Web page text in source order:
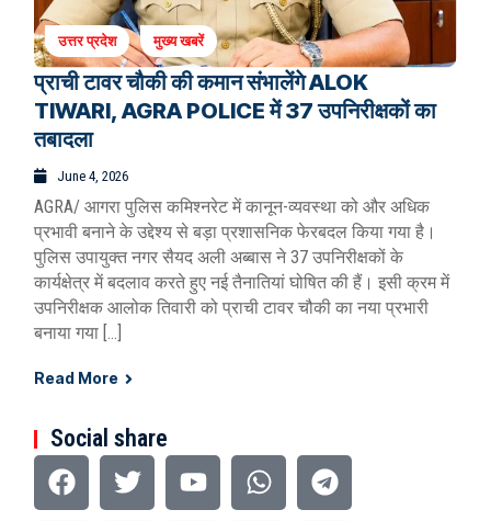
उत्तर प्रदेश मुख्य खबरें
प्राची टावर चौकी की कमान संभालेंगे ALOK
TIWARI, AGRA POLICE में 37 उपनिरीक्षकों का
तबादला
June 4, 2026
AGRA/ आगरा पुलिस कमिश्नरेट में कानून-व्यवस्था को और अधिक
प्रभावी बनाने के उद्देश्य से बड़ा प्रशासनिक फेरबदल किया गया है।
पुलिस उपायुक्त नगर सैयद अली अब्बास ने 37 उपनिरीक्षकों के
कार्यक्षेत्र में बदलाव करते हुए नई तैनातियां घोषित की हैं। इसी क्रम में
उपनिरीक्षक आलोक तिवारी को प्राची टावर चौकी का नया प्रभारी
बनाया गया […]
Read More
Social share